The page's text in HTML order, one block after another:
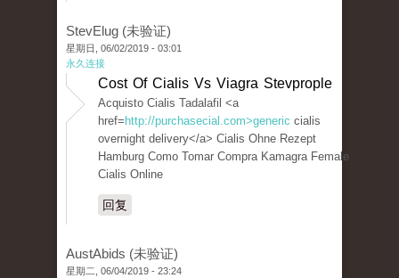
StevElug (未验证)
星期日, 06/02/2019 - 03:01
永久连接
Cost Of Cialis Vs Viagra Stevprople
Acquisto Cialis Tadalafil <a
href= http://purchasecial.com>generic cialis
overnight delivery</a> Cialis Ohne Rezept
Hamburg Como Tomar Compra Kamagra Female
Cialis Online
回复
AustAbids (未验证)
星期二, 06/04/2019 - 23:24